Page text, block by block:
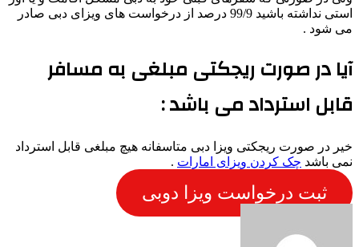
استی نداشته باشید 99/9 درصد از درخواست های ویزای دبی صادر
می شود .
آیا در صورت ریجکتی مبلغی به مسافر
قابل استرداد می باشد :
خیر در صورت ریجکتی ویزا دبی متاسفانه هیچ مبلغی قابل استرداد
نمی باشد چک کردن ویزای امارات .
ثبت درخواست ویزا دوبی